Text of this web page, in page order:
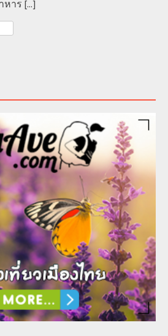
หาร [...]